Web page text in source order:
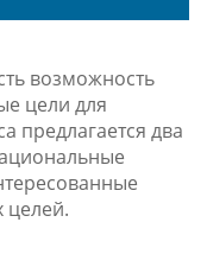
возможность
цели для
предлагается два
целей.